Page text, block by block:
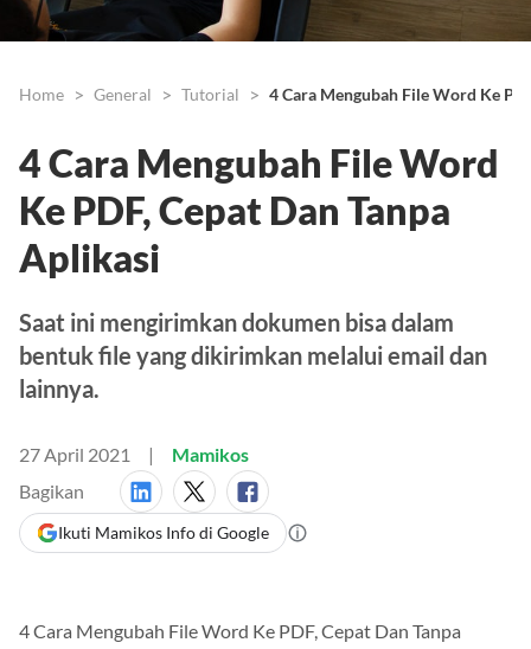
Home General Tutorial 4 Cara Mengubah File Word Ke
4 Cara Mengubah File Word
Ke PDF, Cepat Dan Tanpa
Aplikasi
Saat ini mengirimkan dokumen bisa dalam
bentuk file yang dikirimkan melalui email dan
lainnya.
27 April 2021
Mamikos
Bagikan
Ikuti Mamikos Info di Google
4 Cara Mengubah File Word Ke PDF, Cepat Dan Tanpa